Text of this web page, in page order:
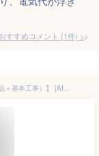
すすめコメント (1件) >
【楽天リフォーム認定商品】【工事費込セット（商品＋基本工事）】 [AIRCON-06-H25CM] エアコン福袋 当店オリジナル ルームエアコン 室内機25cmコンパクトタイプ 冷房/暖房：6畳程度 2023年モデル